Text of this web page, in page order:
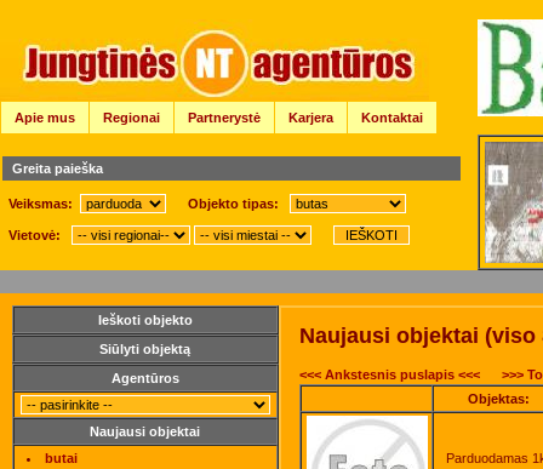
Apie mus Regionai Partnerystė Karjera Kontaktai
Greita paieška
Veiksmas: Objekto tipas:
Vietovė:
Ieškoti objekto
Siūlyti objektą
Agentūros
Naujausi objektai
butai
Naujausi objektai (viso
<<< Ankstesnis puslapis <<<
>>>
Objektas:
Parduodamas